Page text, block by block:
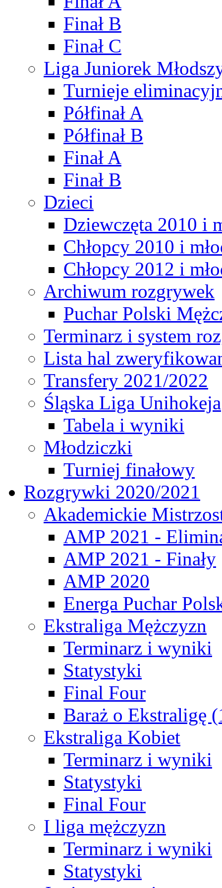
Finał B
Finał C
Liga Juniorek
Turnieje
Półfinał A
Półfinał B
Finał A
Finał B
Dzieci
Dziewczęta 2010 i
Chłopcy 2010 i
Chłopcy 2012 i
Archiwum rozgrywek
Puchar Polski
Terminarz i system
Lista hal
Transfery 2021/2022
Śląska Liga Unihokeja
Tabela i wyniki
Młodziczki
Turniej finałowy
Rozgrywki 2020/2021
Akademickie
AMP 2021 -
AMP 2021 - Finały
AMP 2020
Energa Puchar
Ekstraliga Mężczyzn
Terminarz i wyniki
Statystyki
Final Four
Baraż o Ekstraligę
Ekstraliga Kobiet
Terminarz i wyniki
Statystyki
Final Four
I liga mężczyzn
Terminarz i wyniki
Statystyki